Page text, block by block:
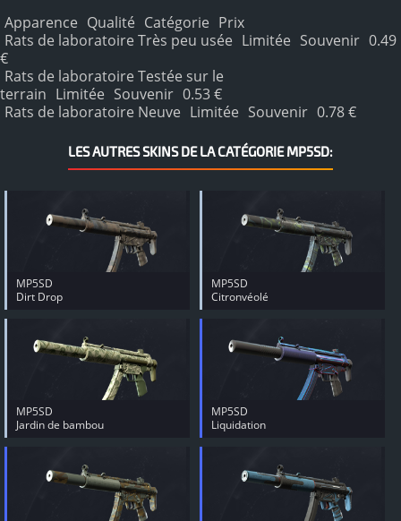
Apparence Qualité Catégorie Prix
Rats de laboratoire Très peu usée Limitée Souvenir 0.49
€
Rats de laboratoire Testée sur le
terrain Limitée Souvenir 0.53 €
Rats de laboratoire Neuve Limitée Souvenir 0.78 €
LES AUTRES SKINS DE LA CATÉGORIE MP5SD:
MP5SD
Dirt Drop
MP5SD
Citronvéolé
MP5SD
Jardin de bambou
MP5SD
Liquidation